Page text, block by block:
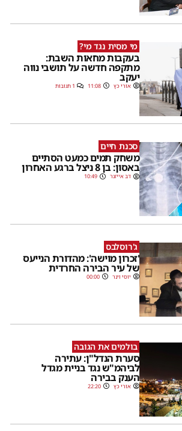
מי מסית נגד מי?
בעקבות מחאות השבת:
מתקפה חדשה על תושבי נווה
יעקב
אורי כץ 11:08 1 תגובות
סכנת חיים
משחק תמים כמעט הסתיים
באסון: בן 8 ניצל ברגע האחרון
דב אייזנר 10:49
ג'רוסלבס
'זכרון מוישה': מהדורת הנייעס
של עיר הבירה החרדית
יוסי וינר 00:00
בולמים את הגובה
סערת הנדל"ן: עתירה
לביהמ"ש נגד בניית מגדל
הענק בבירה
אורי כץ 22:20